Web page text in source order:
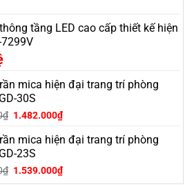
tầng LED cao cấp thiết kế hiện
mica hiện đại trang trí phòng
30S
₫ Giá
là:
2.470.000₫.
1.482.000₫Giá
tại
1.482.000₫.
mica hiện đại trang trí phòng
23S
₫ Giá
gốc
1.539.000₫Giá
hiện